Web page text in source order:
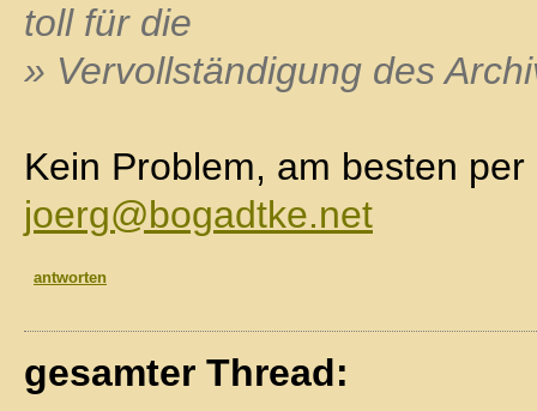
toll für die
» Vervollständigung des
Kein Problem, am besten per
joerg@bogadtke.net
antworten
gesamter Thread: